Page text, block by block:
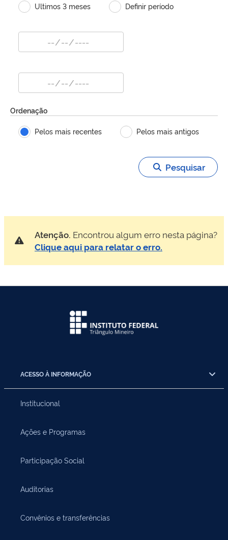
Ultimos 3 meses Definir período
Ordenação
Pelos mais recentes Pelos mais antigos
Pesquisar
Atenção. Encontrou algum erro nesta página?
Clique aqui para relatar o erro.
ACESSO À INFORMAÇÃO
Institucional
Ações e Programas
Participação Social
Auditorias
Convênios e transferências